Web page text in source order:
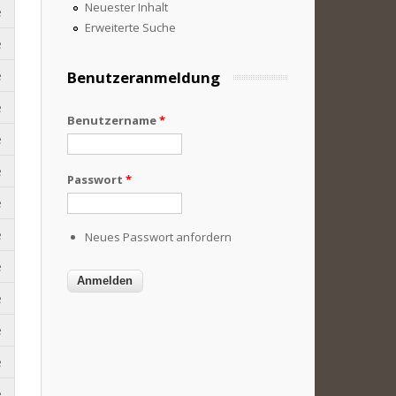
Neuester Inhalt
Erweiterte Suche
Benutzeranmeldung
Benutzername*
Passwort *
Neues Passwort anfordern